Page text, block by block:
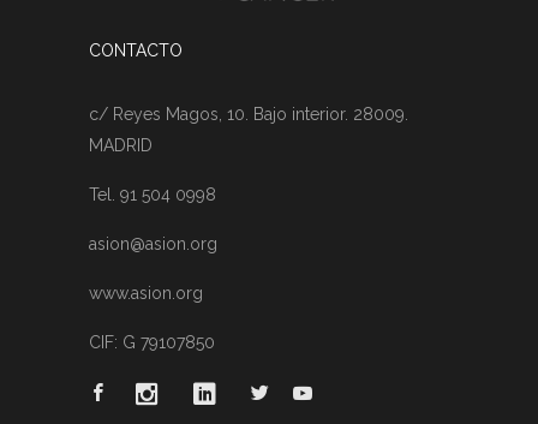
CONTACTO
c/ Reyes Magos, 10. Bajo interior. 28009.
MADRID
Tel. 91 504 0998
asion@asion.org
www.asion.org
CIF: G 79107850